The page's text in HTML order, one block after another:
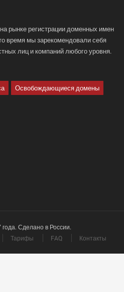
рынке регистрации доменных имен
время мы зарекомендовали себя
лиц и компаний любого уровня.
Освобождающиеся домены
Сделано в России.
Тарифы FAQ Контакты